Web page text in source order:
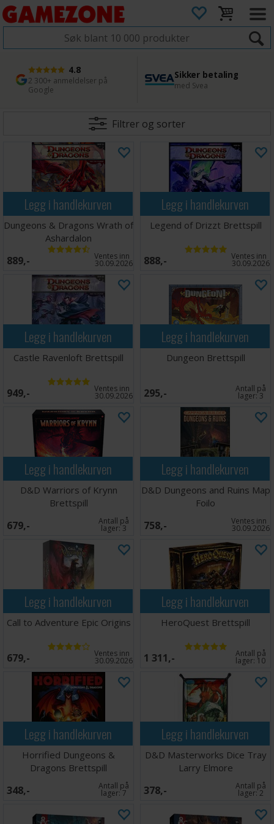
4.8
2 300+ anmeldelser på
Google
Sikker betaling
med Svea
1 dags levering
Bestill innen kl. 12
45 dager returfrist
Enkel retur
Filtrer og sorter
Legg i handlekurven
Dungeons & Dragons Wrath of
Ashardalon
889,- Ventes inn
30.09.2026
Legg i handlekurven
Legend of Drizzt Brettspill
888,- Ventes inn
30.09.2026
Legg i handlekurven
Castle Ravenloft Brettspill
949,- Ventes inn
30.09.2026
Legg i handlekurven
Dungeon Brettspill
295,- Antall på
lager:3
Legg i handlekurven
D&D Warriors of Krynn
Brettspill
679,- Antall på
lager:3
Legg i handlekurven
D&D Dungeons and Ruins Map
Foilo
758,- Ventes inn
30.09.2026
Legg i handlekurven
Call to Adventure Epic Origins
679,- Ventes inn
30.09.2026
Legg i handlekurven
HeroQuest Brettspill
1 311,- Antall på
lager: 10
Legg i handlekurven
Horrified Dungeons &
Dragons Brettspill
348,- Antall på
lager:7
Legg i handlekurven
D&D Masterworks Dice Tray
Larry Elmore
378,- Antall på
lager:2